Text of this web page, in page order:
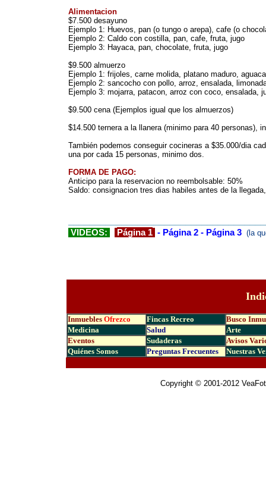
Alimentacion
$7.500 desayuno
Ejemplo 1: Huevos, pan (o tungo o arepa), cafe (o
Ejemplo 2: Caldo con costilla, pan, cafe, fruta, jugo
Ejemplo 3: Hayaca, pan, chocolate, fruta, jugo
$9.500 almuerzo
Ejemplo 1: frijoles, carne molida, platano maduro,
Ejemplo 2: sancocho con pollo, arroz, ensalada,
Ejemplo 3: mojarra, patacon, arroz con coco, ensalada,
$9.500 cena (Ejemplos igual que los almuerzos)
$14.500 ternera a la llanera (minimo para 40 personas),
También podemos conseguir cocineras a $35.000/dia
una por cada 15 personas, minimo dos.
FORMA DE PAGO:
Anticipo para la reservacion no reembolsable: 50%
Saldo: consignacion tres dias habiles antes de la
VIDEOS: Página 1 - Página 2 - Página 3 (la
Inmuebles Ofrezco Fincas Recreo
Busco
Medicina
Salud
Arte
Eventos
Sudaderas
Avisos
Quiénes Somos
Preguntas Frecuentes Nuestras
Copyright © 2001-2012